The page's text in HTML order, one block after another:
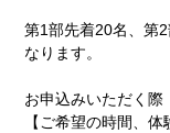
第1部先着20名、第
なります。
お申込みいただく際
【ご希望の時間、